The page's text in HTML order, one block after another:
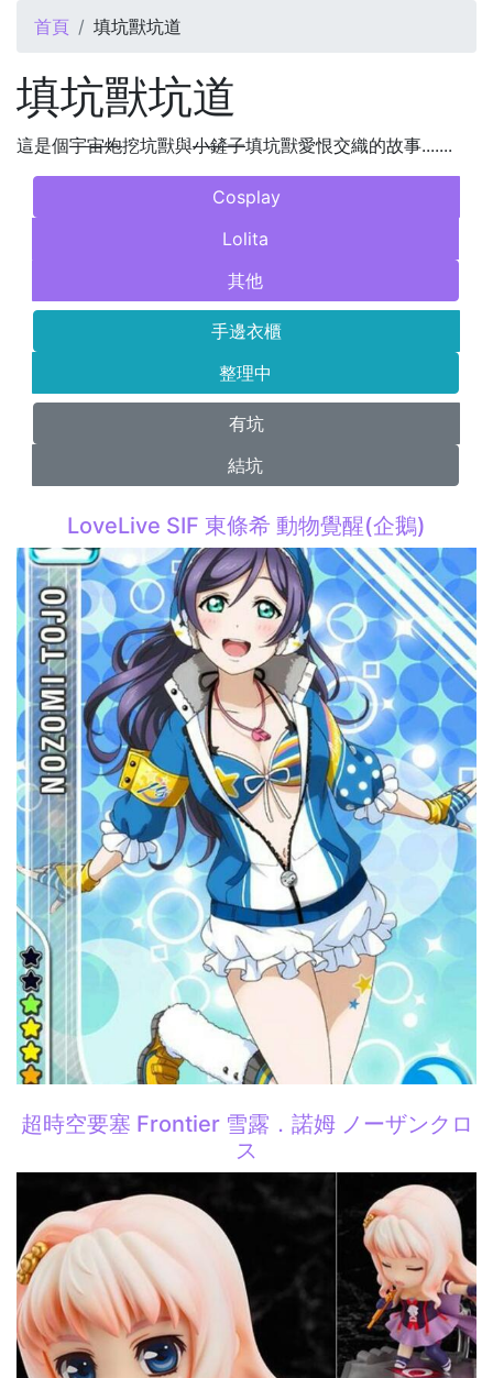
您在這裡
首頁 填坑獸坑道
填坑獸坑道
這是個宇宙炮挖坑獸與小鏟子填坑獸愛恨交織的故事.......
Cosplay
Lolita
其他
手邊衣櫃
整理中
有坑
結坑
LoveLive SIF 東條希 動物覺醒(企鵝)
超時空要塞 Frontier 雪露．諾姆 ノーザンクロ
ス